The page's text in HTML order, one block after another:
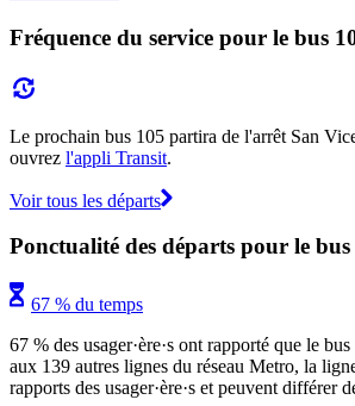
Fréquence du service pour le bus
Le prochain bus 105 partira de l'arrêt San
ouvrez l'appli Transit.
Voir tous les départs
Ponctualité des départs pour le
67 % du temps
67 % des usager·ère·s ont rapporté que le
aux 139 autres lignes du réseau Metro, la
rapports des usager·ère·s et peuvent